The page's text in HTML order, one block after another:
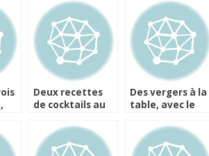
Deux recettes
de cocktails au
Mordue
Des vergers à la
table, avec le
Kerisac